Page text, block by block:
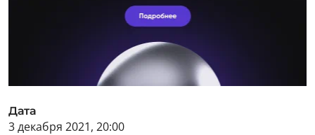
Дата
3 декабря 2021, 20:00